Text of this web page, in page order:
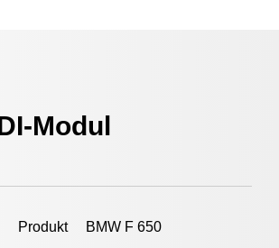
Modul
Produkt BMW F 650